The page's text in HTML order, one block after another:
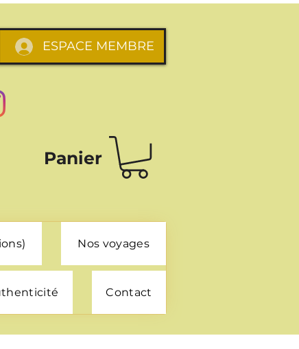
ESPACE MEMBRE
Panier
Nos voyages
Contact